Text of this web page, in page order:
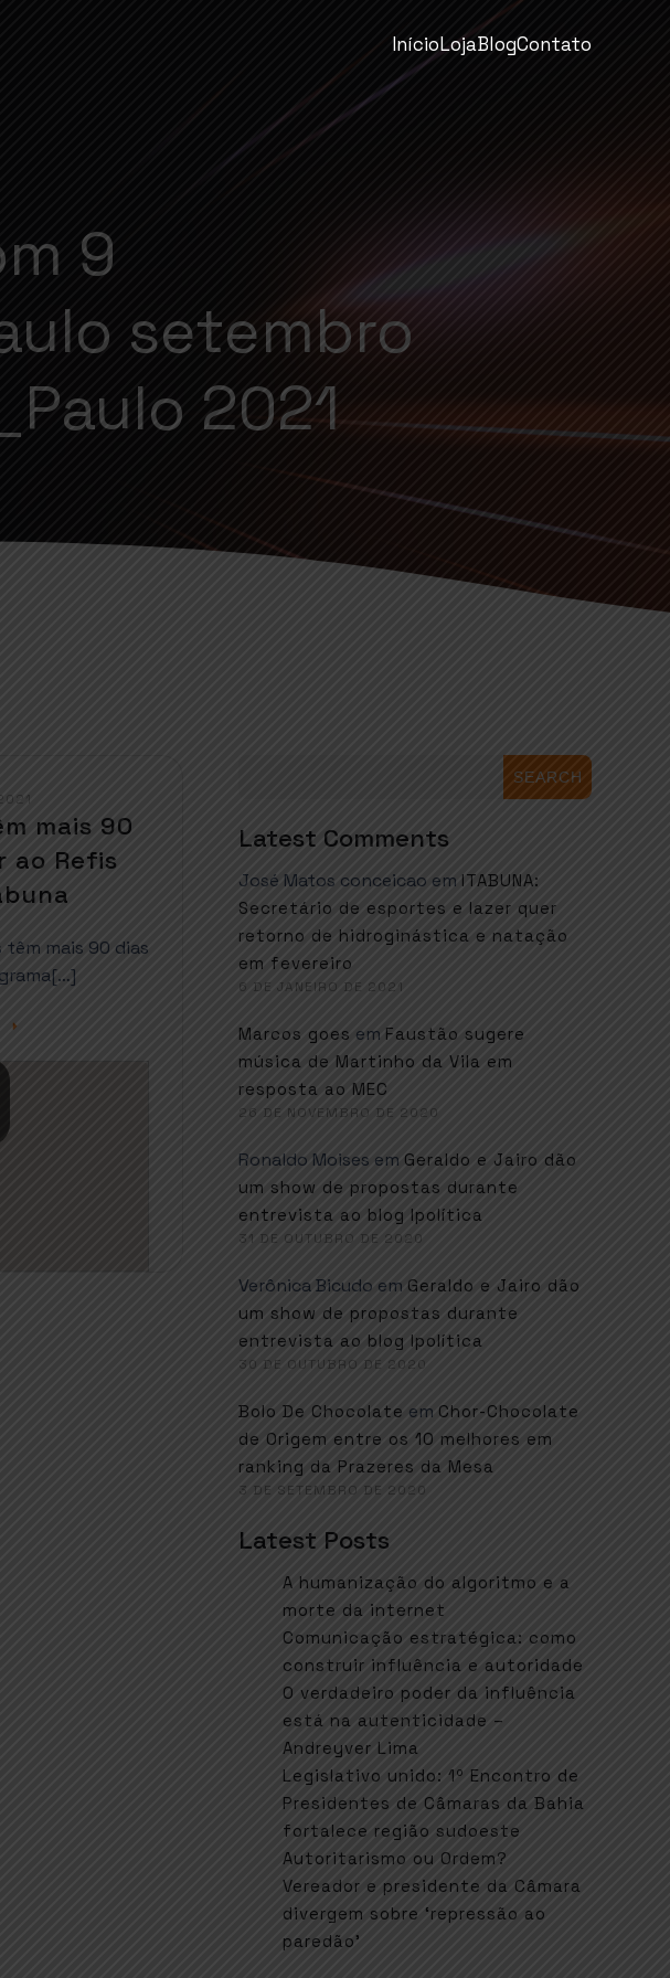
InícioLojaBlogContato
9
setembro
2021
mais 90
ao Refis
mais 90 dias
SEARCH
Latest Comments
José Matos conceicao em ITABUNA:
Secretário de esportes e lazer quer
retorno de hidroginástica e natação
em fevereiro
6 DE JANEIRO DE 2021
Marcos goes em Faustão sugere
música de Martinho da Vila em
resposta ao MEC
26 DE NOVEMBRO DE 2020
Ronaldo Moises em Geraldo e Jairo dão
um show de propostas durante
entrevista ao blog Ipolítica
31 DE OUTUBRO DE 2020
Verônica Bicudo em Geraldo e Jairo dão
um show de propostas durante
entrevista ao blog Ipolítica
30 DE OUTUBRO DE 2020
Bolo De Chocolate em Chor-Chocolate
de Origem entre os 10 melhores em
ranking da Prazeres da Mesa
3 DE SETEMBRO DE 2020
Latest Posts
A humanização do algoritmo e a
morte da internet
Comunicação estratégica: como
construir influência e autoridade
O verdadeiro poder da influência
está na autenticidade –
Andreyver Lima
Legislativo unido: 1º Encontro de
Presidentes de Câmaras da Bahia
fortalece região sudoeste
Autoritarismo ou Ordem?
Vereador e presidente da Câmara
divergem sobre ‘repressão ao
paredão’